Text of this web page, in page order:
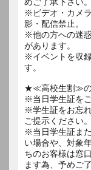
※ビデオ・カメ
影・配信禁止。
※他の方への迷
があります。
※イベントを収
す。
★≪高校生割≫の
※当日学生証を
※学生証をお忘
ご提示ください。
※当日学生証ま
い場合や、対象
ちのお客様は窓
ます為、予めご